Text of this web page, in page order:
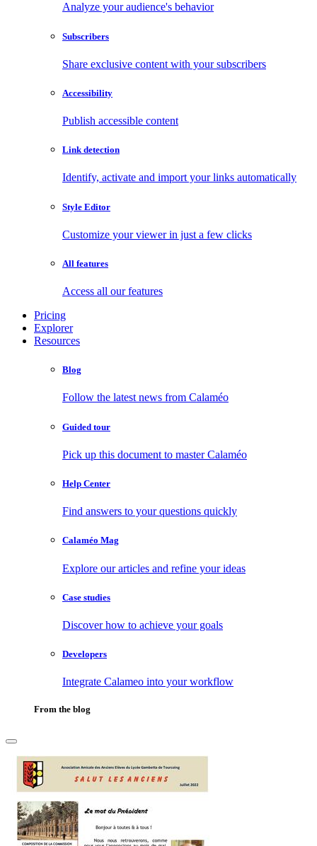
Analyze your audience's behavior
Subscribers
Share exclusive content with your subscribers
Accessibility
Publish accessible content
Link detection
Identify, activate and import your links automatically
Style Editor
Customize your viewer in just a few clicks
All features
Access all our features
Pricing
Explorer
Resources
Blog
Follow the latest news from Calaméo
Guided tour
Pick up this document to master Calaméo
Help Center
Find answers to your questions quickly
Calaméo Mag
Explore our articles and refine your ideas
Case studies
Discover how to achieve your goals
Developers
Integrate Calameo into your workflow
From the blog